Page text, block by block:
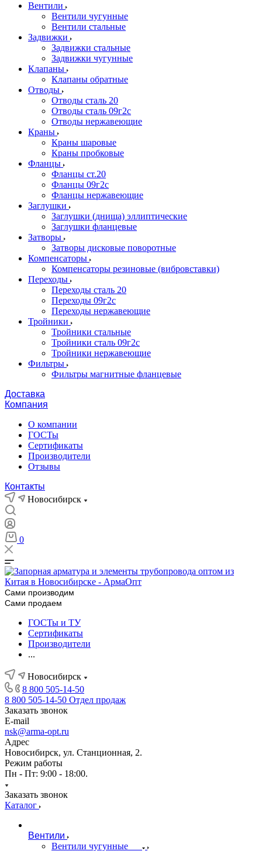
Вентили
Вентили чугунные
Вентили стальные
Задвижки
Задвижки стальные
Задвижки чугунные
Клапаны
Клапаны обратные
Отводы
Отводы сталь 20
Отводы сталь 09г2с
Отводы нержавеющие
Краны
Краны шаровые
Краны пробковые
Фланцы
Фланцы ст.20
Фланцы 09г2с
Фланцы нержавеющие
Заглушки
Заглушки (днища) эллиптические
Заглушки фланцевые
Затворы
Затворы дисковые поворотные
Компенсаторы
Компенсаторы резиновые (вибровставки)
Переходы
Переходы сталь 20
Переходы 09г2с
Переходы нержавеющие
Тройники
Тройники стальные
Тройники сталь 09г2с
Тройники нержавеющие
Фильтры
Фильтры магнитные фланцевые
Доставка
Компания
О компании
ГОСТы
Сертификаты
Производители
Отзывы
Контакты
Новосибирск
0
Сами производим
Сами продаем
ГОСТы и ТУ
Сертификаты
Производители
...
Новосибирск
8 800 505-14-50
8 800 505-14-50 Отдел продаж
Заказать звонок
E-mail
nsk@arma-opt.ru
Адрес
Новосибирск, ул. Станционная, 2.
Режим работы
Пн - Пт: 9:00 - 18:00.
Заказать звонок
Каталог
Вентили
Вентили чугунные